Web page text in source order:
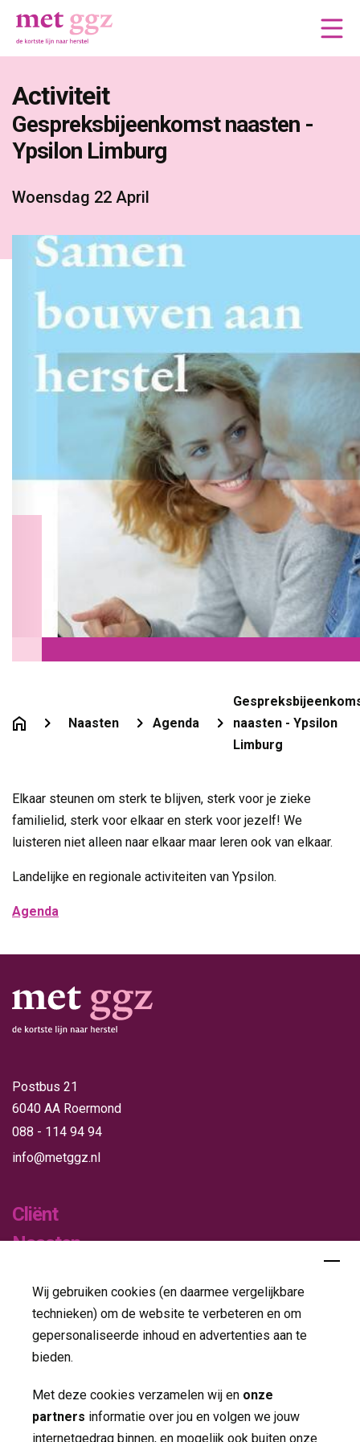
Wij gebruiken cookies (en daarmee vergelijkbare
technieken) om de website te verbeteren en om
gepersonaliseerde inhoud en advertenties aan te
bieden.
Met deze cookies verzamelen wij en onze
partners informatie over jou en volgen we jouw
internetgedrag binnen, en mogelijk ook buiten onze
Activiteit
Gespreksbijeenkomst naasten -
Ypsilon Limburg
Woensdag 22 April
Naasten Agenda
naasten - Ypsilon
Limburg
Elkaar steunen om sterk te blijven, sterk voor je zieke
familielid, sterk voor elkaar en sterk voor jezelf! We
luisteren niet alleen naar elkaar maar leren ook van elkaar.
Landelijke en regionale activiteiten van Ypsilon.
Agenda
Postbus 21
6040 AA Roermond
088 - 114 94 94
info@metggz.nl
Cliënt
Naasten
Publicaties
Folders
Jaarverslagen
Nieuws